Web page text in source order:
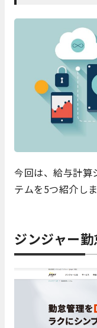
今回は、給与計算
テムを5つ紹介しま
ジンジャー勤